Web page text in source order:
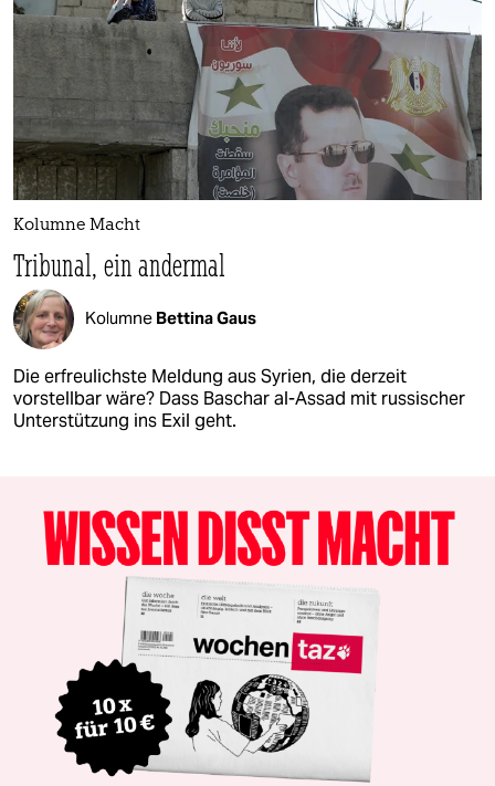
Kolumne Macht
Tribunal, ein andermal
Kolumne Bettina Gaus
Die erfreulichste Meldung aus Syrien, die derzeit
vorstellbar wäre? Dass Baschar al-Assad mit russischer
Unterstützung ins Exil geht.